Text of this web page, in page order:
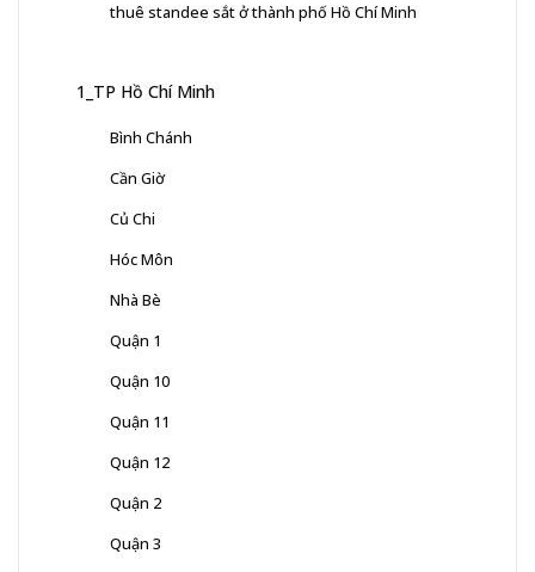
thuê standee sắt ở thành phố Hồ Chí Minh
1_TP Hồ Chí Minh
Bình Chánh
Cần Giờ
Củ Chi
Hóc Môn
Nhà Bè
Quận 1
Quận 10
Quận 11
Quận 12
Quận 2
Quận 3